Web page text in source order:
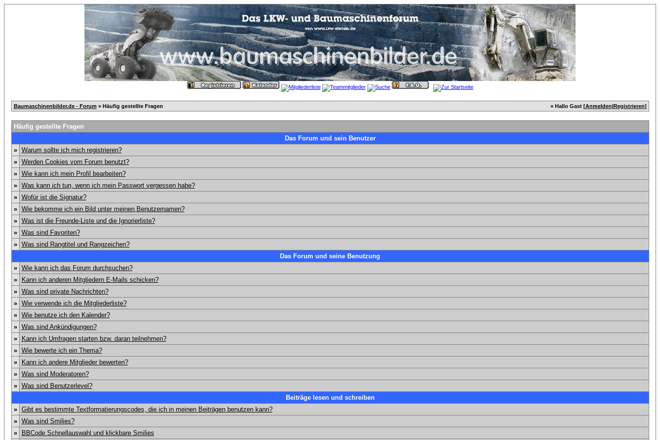
Baumaschinenbilder.de - Forum » Häufig gestellte Fragen » Hallo Gast [Anmelden|Registrieren]
Häufig gestellte Fragen
Das Forum und sein Benutzer
»
Warum sollte ich mich registrieren?
»
Werden Cookies vom Forum benutzt?
»
Wie kann ich mein Profil bearbeiten?
»
Was kann ich tun, wenn ich mein Passwort vergessen habe?
»
Wofür ist die Signatur?
»
Wie bekomme ich ein Bild unter meinen Benutzernamen?
»
Was ist die Freunde-Liste und die Ignorierliste?
»
Was sind Favoriten?
»
Was sind Rangtitel und Rangzeichen?
Das Forum und seine Benutzung
»
Wie kann ich das Forum durchsuchen?
»
Kann ich anderen Mitgliedern E-Mails schicken?
»
Was sind private Nachrichten?
»
Wie verwende ich die Mitgliederliste?
»
Wie benutze ich den Kalender?
»
Was sind Ankündigungen?
»
Kann ich Umfragen starten bzw. daran teilnehmen?
»
Wie bewerte ich ein Thema?
»
Kann ich andere Mitglieder bewerten?
»
Was sind Moderatoren?
»
Was sind Benutzerlevel?
Beiträge lesen und schreiben
»
Gibt es bestimmte Textformatierungscodes, die ich in meinen Beiträgen benutzen kann?
»
Was sind Smilies?
»
BBCode Schnellauswahl und klickbare Smilies